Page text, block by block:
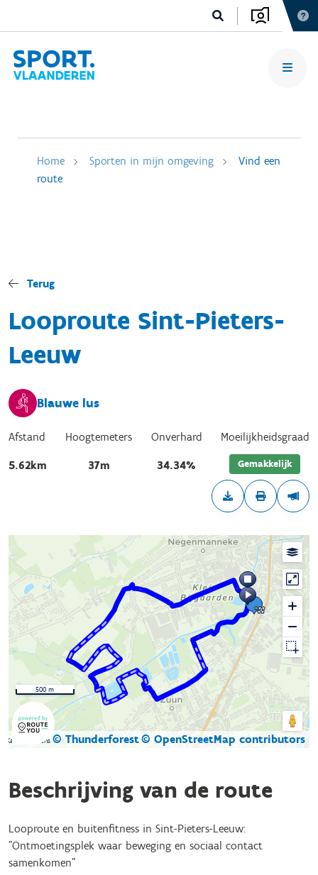
Home Sporten in mijn omgeving
Vind een
route
Terug
Looproute Sint-Pieters-
Leeuw
Blauwe lus
Afstand
5.62km
Hoogtemeters
37m
Onverhard
34.34%
Moeilijkheidsgraad
Gemakkelijk
Kaartgegevens © Thunderforest© OpenStreetMap contributors
500 m
Beschrijving van de route
Looproute en buitenfitness in Sint-Pieters-Leeuw:
"Ontmoetingsplek waar beweging en sociaal contact
samenkomen"